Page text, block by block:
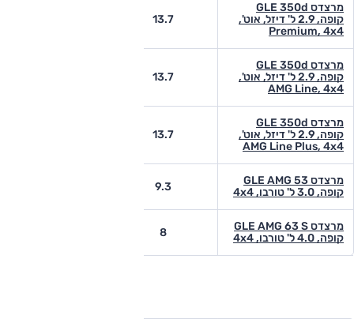
מרצדס GLE 350d
קופה, 2.9 ל' דיזל, אוט',
Premium, 4x4
13.7
מרצדס GLE 350d
קופה, 2.9 ל' דיזל, אוט',
AMG Line, 4x4
13.7
מרצדס GLE 350d
קופה, 2.9 ל' דיזל, אוט',
AMG Line Plus, 4x4
13.7
מרצדס GLE AMG 53
קופה, 3.0 ל' טורבו, 4x4
9.3
מרצדס GLE AMG 63 S
קופה, 4.0 ל' טורבו, 4x4
8